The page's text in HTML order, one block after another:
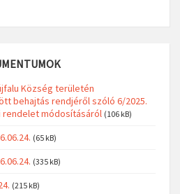
Község területén
behajtás rendjéről szóló 6/2025.
rendelet módosításáról (106 kB)
(65 kB)
(335 kB)
(215 kB)